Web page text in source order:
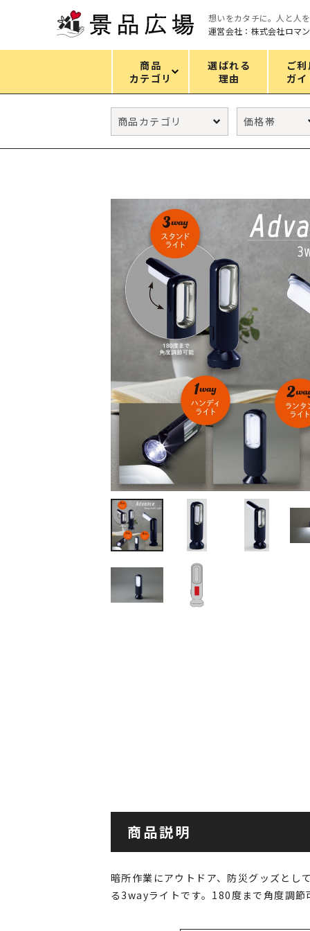
想いをカタチに。人と人
運営会社：株式会社ロマン
商品
カテゴリ
選ばれる
理由
ご利
ガイ
カテゴリ
ギフトセット
フェイス&ボディケア
防災・防犯グッズ
ファッション雑貨
ティッシュ・ロール
ペン・筆記用具
ステーショナリー
生活雑貨・便利グッズ
衛生用品特集
カタログギフト
商品説明
暗所作業にアウトドア、防災グッズとし
る3wayライトです。180度まで角度調節